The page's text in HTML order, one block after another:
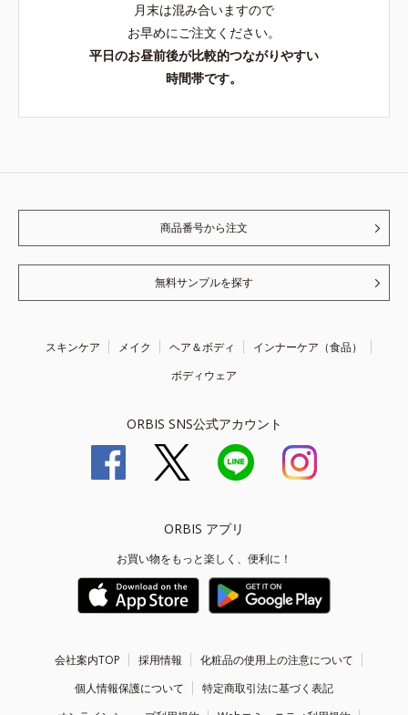
月末は混み合いますので
お早めにご注文ください。
平日のお昼前後が比較的つながりやすい
時間帯です。
商品番号から注文
無料サンプルを探す
スキンケア メイク ヘア＆ボディ
インナーケア（食品）
ボディウェア
ORBIS SNS公式アカウント
ORBIS アプリ
お買い物をもっと楽しく、便利に！
会社案内TOP 採用情報
化粧品の使用上の注意について
個人情報保護について
特定商取引法に基づく表記